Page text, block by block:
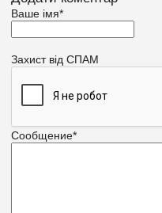
Ваше імя*
Захист від СПАМ
Сообщение*